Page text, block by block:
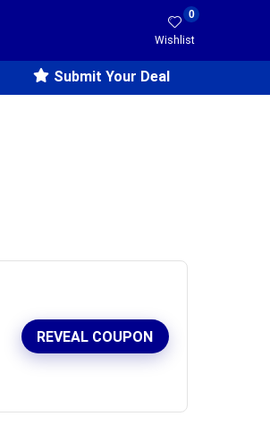
0
Wishlist
Submit Your Deal
REVEAL COUPON